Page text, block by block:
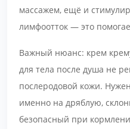
массажем, ещё и
лимфоотток — это
Важный нюанс: крем
для тела после душа не
послеродовой кожи.
именно на дряблую,
безопасный при